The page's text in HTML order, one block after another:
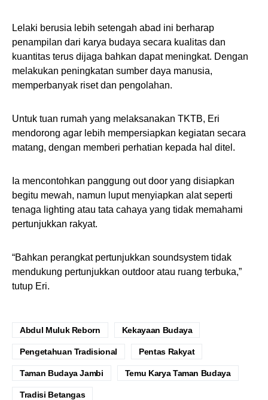
Lelaki berusia lebih setengah abad ini berharap
penampilan dari karya budaya secara kualitas dan
kuantitas terus dijaga bahkan dapat meningkat. Dengan
melakukan peningkatan sumber daya manusia,
memperbanyak riset dan pengolahan.
Untuk tuan rumah yang melaksanakan TKTB, Eri
mendorong agar lebih mempersiapkan kegiatan secara
matang, dengan memberi perhatian kepada hal ditel.
Ia mencontohkan panggung out door yang disiapkan
begitu mewah, namun luput menyiapkan alat seperti
tenaga lighting atau tata cahaya yang tidak memahami
pertunjukkan rakyat.
“Bahkan perangkat pertunjukkan soundsystem tidak
mendukung pertunjukkan outdoor atau ruang terbuka,”
tutup Eri.
Abdul Muluk Reborn Kekayaan Budaya
Pengetahuan Tradisional Pentas Rakyat
Taman Budaya Jambi Temu Karya Taman Budaya
Tradisi Betangas